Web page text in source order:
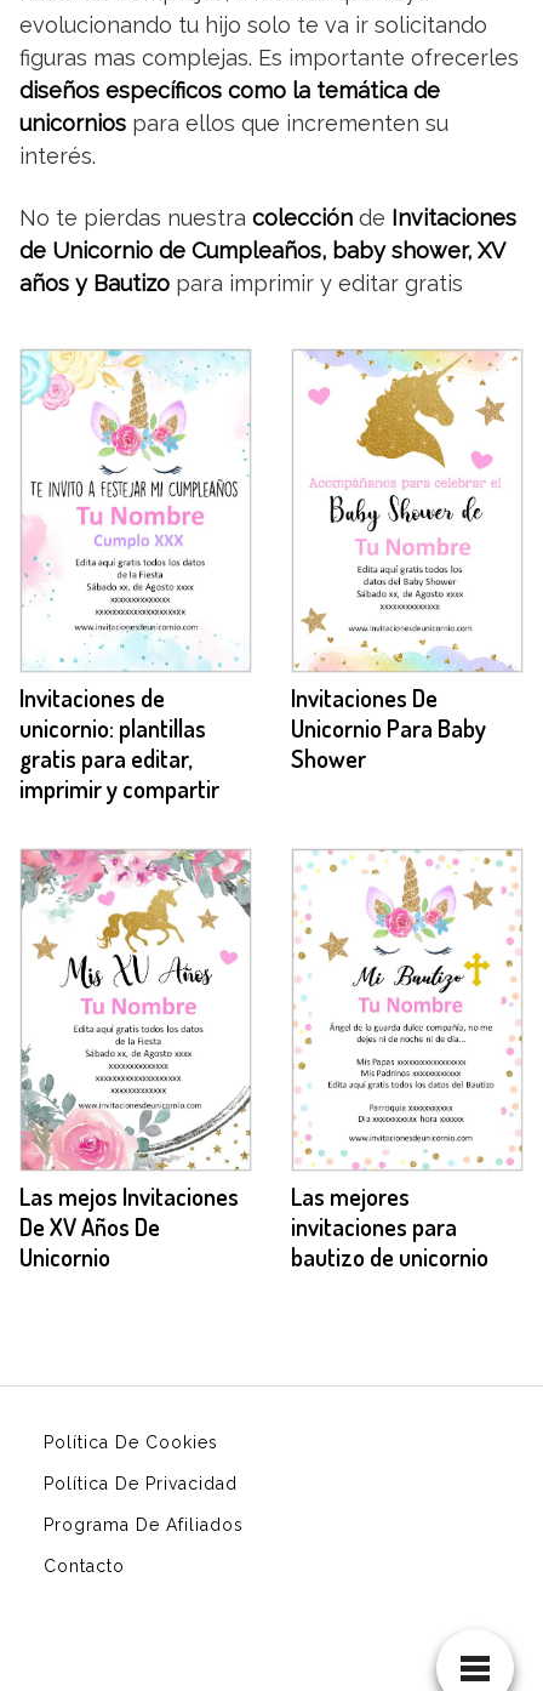
evolucionando tu hijo solo te va ir solicitando
figuras mas complejas. Es importante ofrecerles
diseños específicos como la temática de
unicornios para ellos que incrementen su
interés.
No te pierdas nuestra colección de Invitaciones
de Unicornio de Cumpleaños, baby shower, XV
años y Bautizo para imprimir y editar gratis
Invitaciones de
unicornio: plantillas
gratis para editar,
imprimir y compartir
Invitaciones De
Unicornio Para Baby
Shower
Las mejos Invitaciones
De XV Años De
Unicornio
Las mejores
invitaciones para
bautizo de unicornio
Política De Cookies
Política De Privacidad
Programa De Afiliados
Contacto